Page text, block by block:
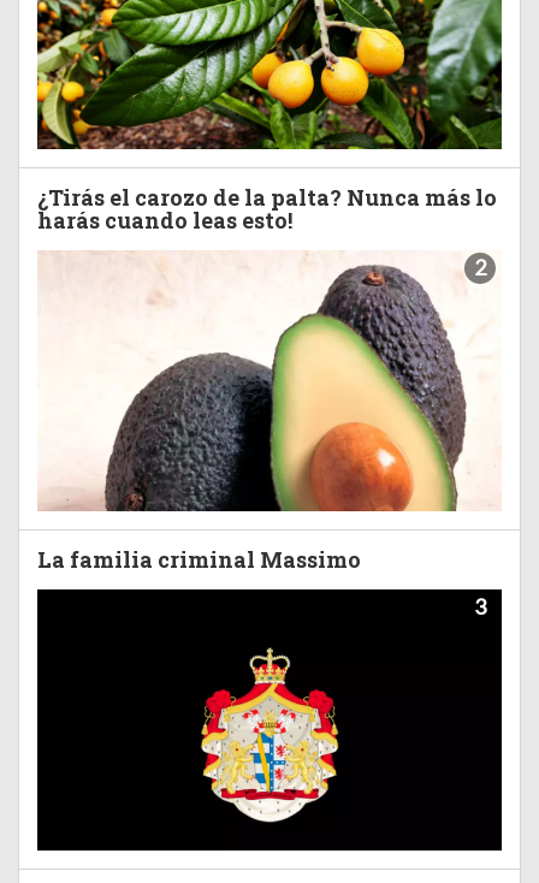
¿Tirás el carozo de la palta? Nunca más lo
harás cuando leas esto!
2
La familia criminal Massimo
3